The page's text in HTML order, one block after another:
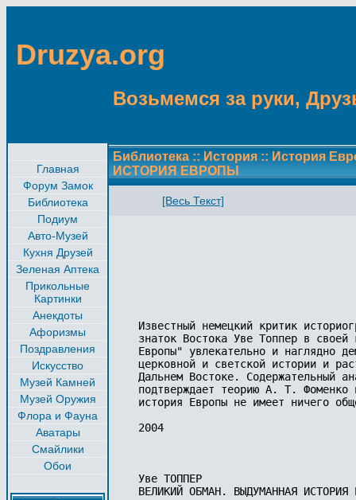
Druzya.org
Возьмемся за руки,
Главная
Форум Замок
Библиотека
Подиум
Авто-Музей
Кухня Друзей
Зеленая Аптека
Прикольные
Картинки
Анекдоты
Афоризмы
Поздравления
Искусство
Музей Камней
Музей Оружия
Флора и Фауна
Аватары
Смайлики
Обои
Библиотека :: История :: История
ИСТОРИЯ ЕВРОПЫ
[Весь Текст]
Известный немецкий критик
знаток Востока Уве Топпер в
Европы" увлекательно и наглядно
церковной и светской истории и
Дальнем Востоке. Содержательный
подтверждает теорию А. Т.
история Европы не имеет ничего
2004
Уве ТОППЕР
ВЕЛИКИЙ ОБМАН. ВЫДУМАННАЯ ИСТОРИЯ